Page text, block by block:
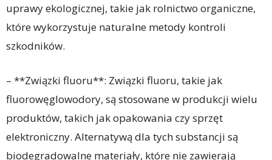
uprawy ekologicznej, takie jak rolnictwo organiczne,
które wykorzystuje naturalne metody kontroli
szkodników.
– **Związki fluoru**: Związki fluoru, takie jak
fluorowęglowodory, są stosowane w produkcji wielu
produktów, takich jak opakowania czy sprzęt
elektroniczny. Alternatywą dla tych substancji są
biodegradowalne materiały, które nie zawierają